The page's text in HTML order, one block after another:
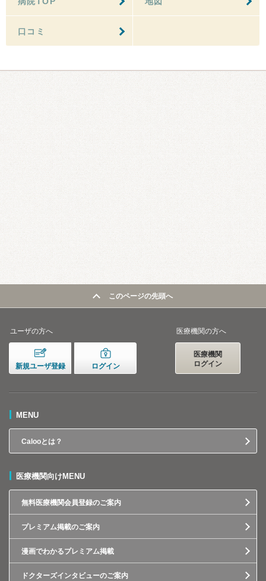
口コミ
このページの先頭へ
ユーザの方へ
新規ユーザ登録 ログイン
医療機関の方へ
医療機関
ログイン
MENU
Calooとは？
医療機関向けMENU
無料医療機関会員登録のご案内
プレミアム掲載のご案内
漫画でわかるプレミアム掲載
ドクターズインタビューのご案内